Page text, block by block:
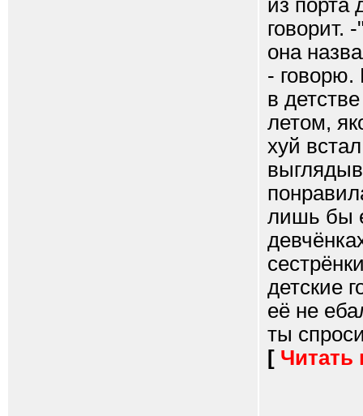
из порта
говорит.
она
- говорю.
в
летом,
хуй
лишь бы
детские
её не
ты
[ Читать